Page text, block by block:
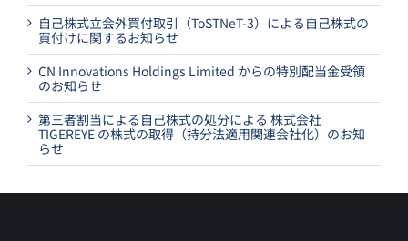
自己株式立会外買付取引（ToSTNeT-3）による自己株式の
買付けに関するお知らせ
CN Innovations Holdings Limited からの特別配当金受領
のお知らせ
第三者割当による自己株式の処分による 株式会社
TIGEREYE の株式の取得（持分法適用関連会社化）のお知
らせ